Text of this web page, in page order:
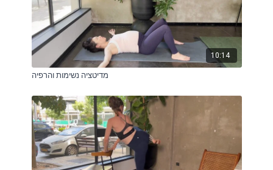
10:14
מדיטציה נשימות והרפיה